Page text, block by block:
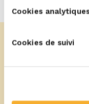
Cookies
Cookies de suivi
Plus